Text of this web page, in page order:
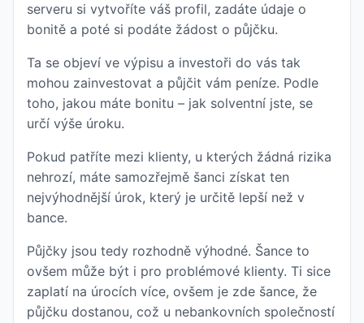
serveru si vytvoříte váš profil, zadáte údaje o
bonitě a poté si podáte žádost o půjčku.
Ta se objeví ve výpisu a investoři do vás tak
mohou zainvestovat a půjčit vám peníze. Podle
toho, jakou máte bonitu – jak solventní jste, se
určí výše úroku.
Pokud patříte mezi klienty, u kterých žádná rizika
nehrozí, máte samozřejmě šanci získat ten
nejvýhodnější úrok, který je určitě lepší než v
bance.
Půjčky jsou tedy rozhodně výhodné. Šance to
ovšem může být i pro problémové klienty. Ti sice
zaplatí na úrocích více, ovšem je zde šance, že
půjčku dostanou, což u nebankovních společností